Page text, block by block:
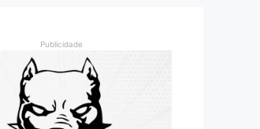
Publicidade